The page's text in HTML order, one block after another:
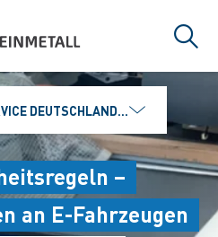
DEUTSCHLAND GMBH
–
an E-Fahrzeugen